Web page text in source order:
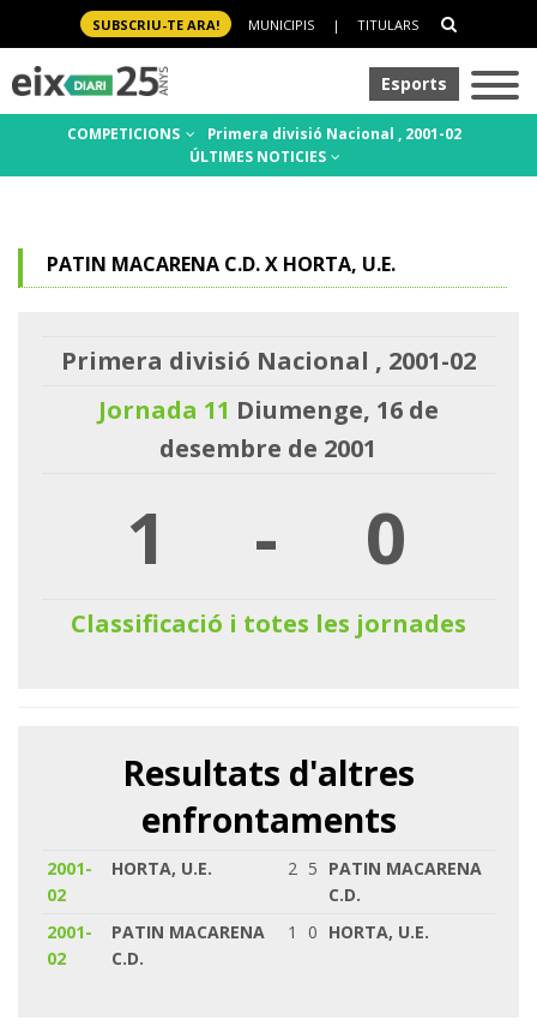
SUBSCRIU-TE ARA! MUNICIPIS | TITULARS
Esports
COMPETICIONS
Primera divisió Nacional , 2001-02
ÚLTIMES NOTICIES
PATIN MACARENA C.D. X HORTA, U.E.
Primera divisió Nacional , 2001-02
Jornada 11 Diumenge, 16 de
desembre de 2001
1 - 0
Classificació i totes les jornades
Resultats d'altres
enfrontaments
2001-
02
HORTA, U.E. 2 5 PATIN MACARENA
C.D.
2001-
02
PATIN MACARENA
C.D.
1 0 HORTA, U.E.